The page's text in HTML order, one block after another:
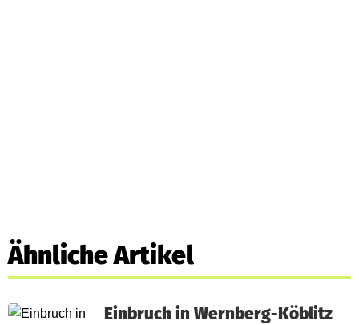
Ähnliche Artikel
Einbruch in Wernberg-Köblitz